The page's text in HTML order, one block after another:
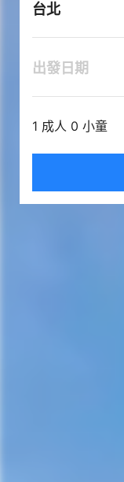
台北
出發日期
1 成人 0 小童